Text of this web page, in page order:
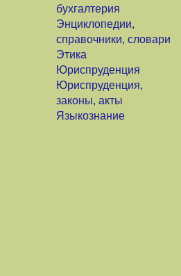
бухгалтерия
Энциклопедии,
справочники, словари
Этика
Юриспруденция
Юриспруденция,
законы, акты
Языкознание